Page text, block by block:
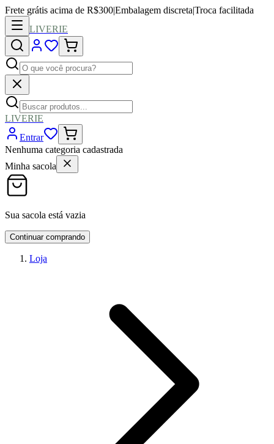
Frete grátis acima de R$300|Embalagem discreta|Troca facilitada
LIVERIE
LIVERIE
Entrar
Nenhuma categoria cadastrada
Minha sacola
Sua sacola está vazia
Continuar comprando
Loja